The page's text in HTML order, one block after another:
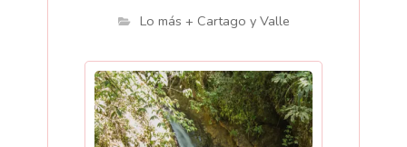
Lo más + Cartago y Valle